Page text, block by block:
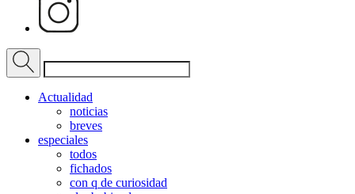
Actualidad
noticias
breves
especiales
todos
fichados
con q de curiosidad